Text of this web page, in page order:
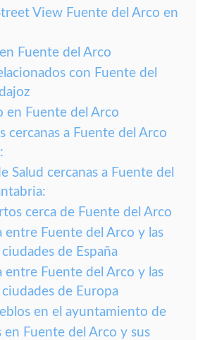
View Fuente del Arco en
Fuente del Arco
con Fuente del
en Fuente del Arco
cercanas a Fuente del Arco
Salud cercanas a Fuente del
cerca de Fuente del Arco
entre Fuente del Arco y las
de España
entre Fuente del Arco y las
de Europa
en el ayuntamiento de
en Fuente del Arco y sus